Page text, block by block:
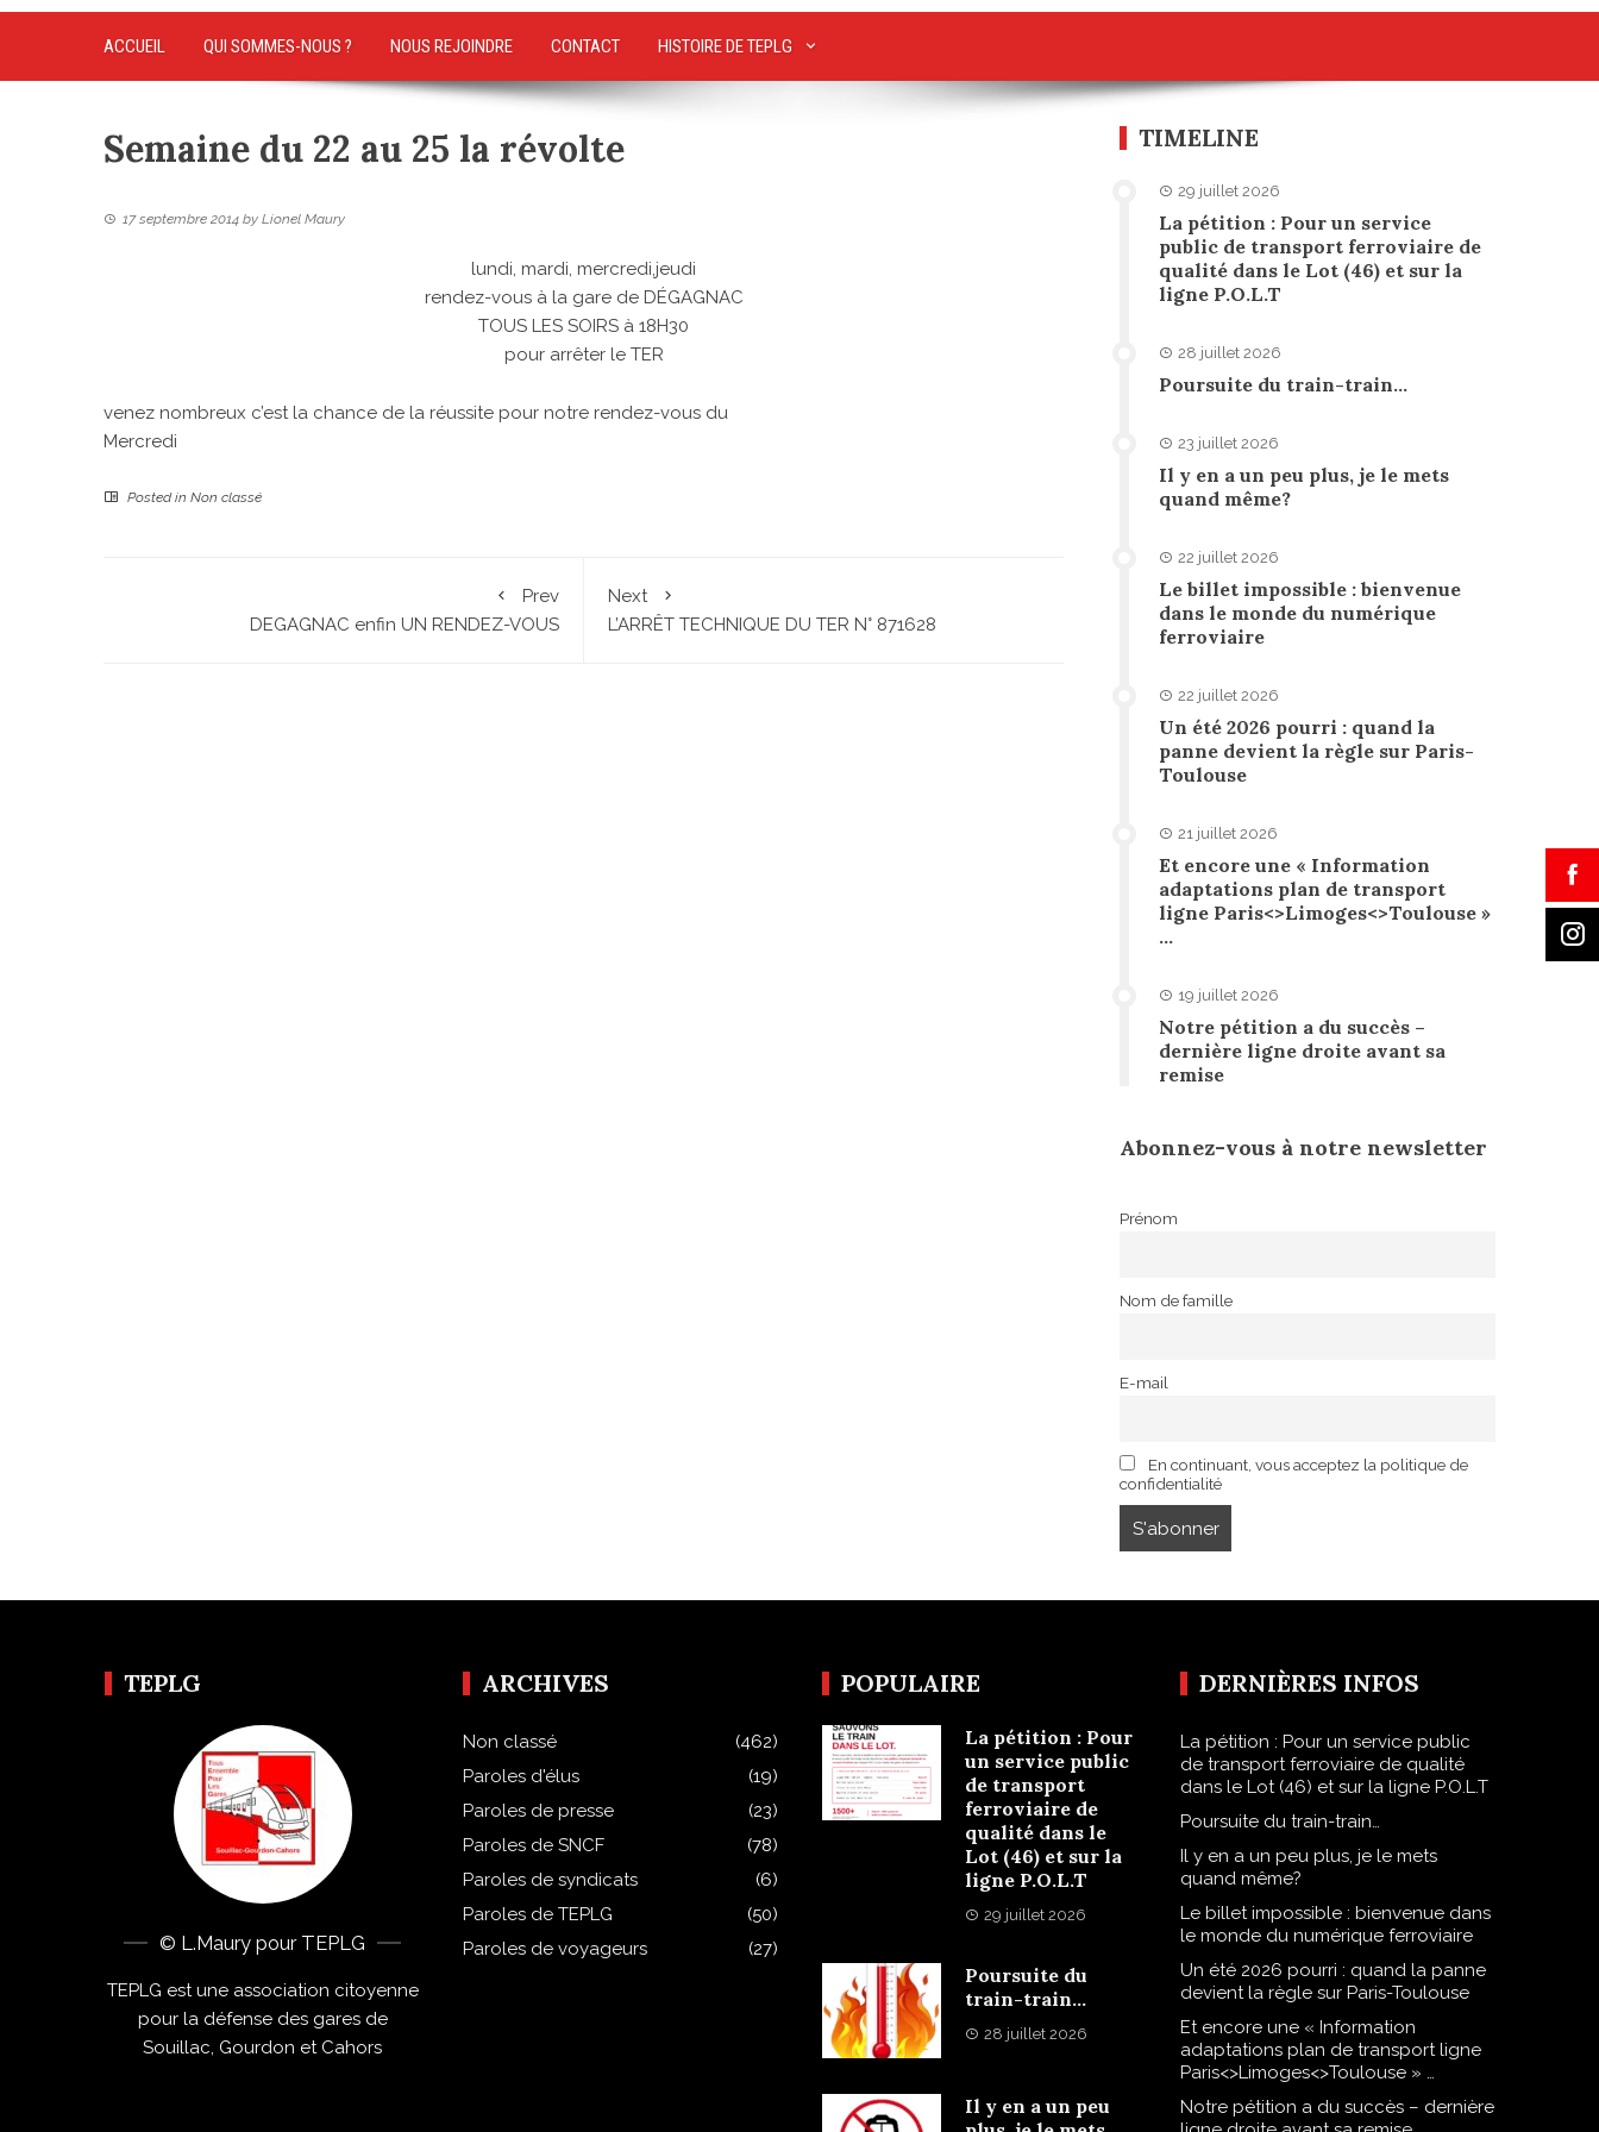
ACCUEIL QUI SOMMES-NOUS ? NOUS REJOINDRE CONTACT HISTOIRE DE TEPLG
Semaine du 22 au 25 la révolte
17 septembre 2014 by Lionel Maury
lundi, mardi, mercredi,jeudi
rendez-vous à la gare de DÉGAGNAC
TOUS LES SOIRS à 18H30
pour arrêter le TER
venez nombreux c’est la chance de la réussite pour notre rendez-vous du
Mercredi
Posted in Non classé
Prev
DEGAGNAC enfin UN RENDEZ-VOUS
Next
L’ARRÊT TECHNIQUE DU TER N° 871628
TIMELINE
29 juillet 2026
La pétition : Pour un service
public de transport ferroviaire de
qualité dans le Lot (46) et sur la
ligne P.O.L.T
28 juillet 2026
Poursuite du train-train…
23 juillet 2026
Il y en a un peu plus, je le mets
quand même?
22 juillet 2026
Le billet impossible : bienvenue
dans le monde du numérique
ferroviaire
22 juillet 2026
Un été 2026 pourri : quand la
panne devient la règle sur Paris-
Toulouse
21 juillet 2026
Et encore une « Information
adaptations plan de transport
ligne Paris<>Limoges<>Toulouse »
…
19 juillet 2026
Notre pétition a du succès –
dernière ligne droite avant sa
remise
Abonnez-vous à notre newsletter
Prénom
Nom de famille
E-mail
En continuant, vous acceptez la politique de
confidentialité
TEPLG
© L.Maury pour TEPLG
TEPLG est une association citoyenne
pour la défense des gares de
Souillac, Gourdon et Cahors
ARCHIVES
Non classé
(462)
Paroles d'élus
(19)
Paroles de presse
(23)
Paroles de SNCF
(78)
Paroles de syndicats
(6)
Paroles de TEPLG
(50)
Paroles de voyageurs
(27)
POPULAIRE
La pétition : Pour
un service public
de transport
ferroviaire de
qualité dans le
Lot (46) et sur la
ligne P.O.L.T
29 juillet 2026
Poursuite du
train-train…
28 juillet 2026
Il y en a un peu
DERNIÈRES INFOS
La pétition : Pour un service public
de transport ferroviaire de qualité
dans le Lot (46) et sur la ligne P.O.L.T
Poursuite du train-train…
Il y en a un peu plus, je le mets
quand même?
Le billet impossible : bienvenue dans
le monde du numérique ferroviaire
Un été 2026 pourri : quand la panne
devient la règle sur Paris-Toulouse
Et encore une « Information
adaptations plan de transport ligne
Paris<>Limoges<>Toulouse » …
Notre pétition a du succès – dernière